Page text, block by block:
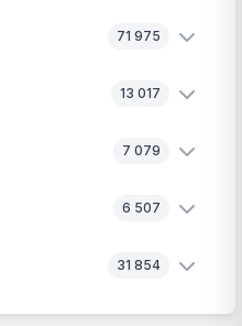
71 975
13 017
7 079
6 507
31 854